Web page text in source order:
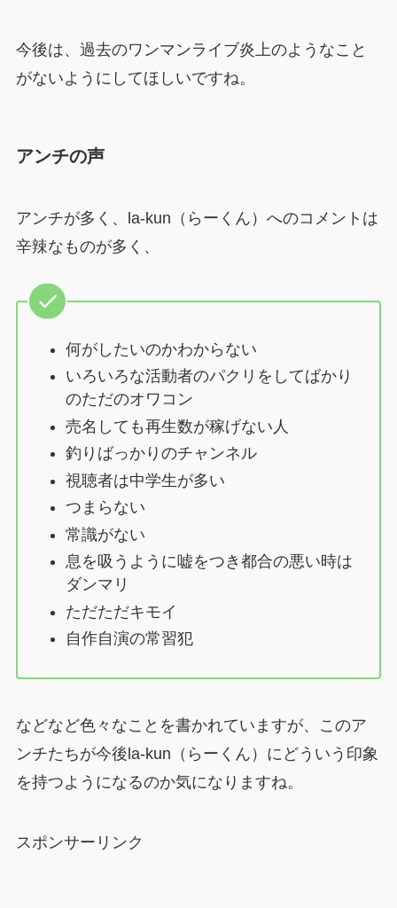
今後は、過去のワンマンライブ炎上のようなこと
がないようにしてほしいですね。
アンチの声
アンチが多く、la-kun（らーくん）へのコメントは
辛辣なものが多く、
何がしたいのかわからない
いろいろな活動者のパクリをしてばかり
のただのオワコン
売名しても再生数が稼げない人
釣りばっかりのチャンネル
視聴者は中学生が多い
つまらない
常識がない
息を吸うように嘘をつき都合の悪い時は
ダンマリ
ただただキモイ
自作自演の常習犯
などなど色々なことを書かれていますが、このア
ンチたちが今後la-kun（らーくん）にどういう印象
を持つようになるのか気になりますね。
スポンサーリンク